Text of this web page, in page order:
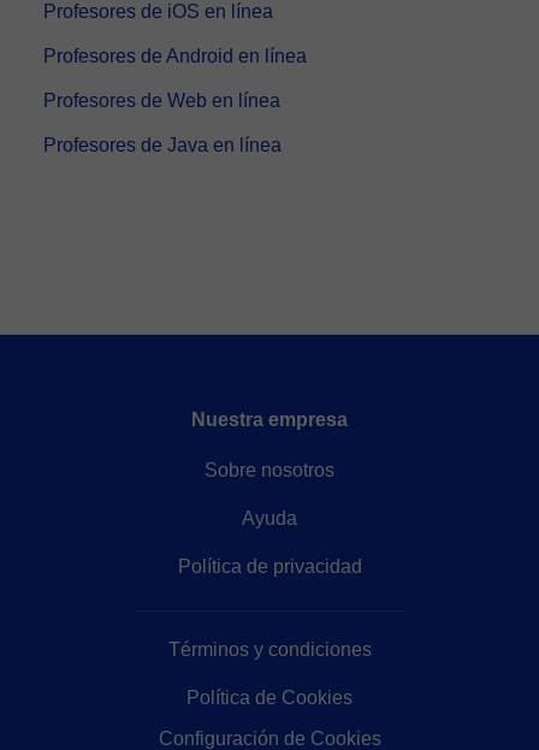
Profesores de iOS en línea
Profesores de Android en línea
Profesores de Web en línea
Profesores de Java en línea
Nuestra empresa
Sobre nosotros
Ayuda
Política de privacidad
Términos y condiciones
Política de Cookies
Configuración de Cookies